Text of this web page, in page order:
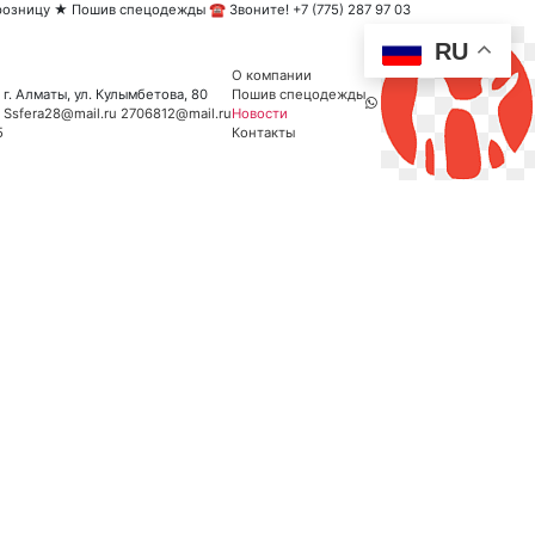
★ Пошив спецодежды ☎ Звоните! +7 (775) 287 97 03
г. Алматы, ул. Кулымбетова, 80
Ssfera28@mail.ru 2706812@mail.ru
О компании
Пошив спецодежды
Новости
Контакты
RU